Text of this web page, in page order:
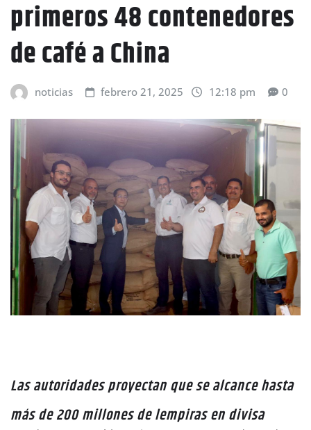
primeros 48 contenedores
de café a China
noticias febrero 21, 2025 12:18 pm 0
Las autoridades proyectan que se alcance hasta
más de 200 millones de lempiras en divisa